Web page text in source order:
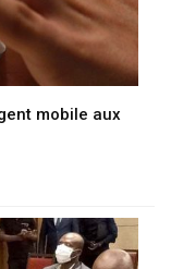
mobile aux